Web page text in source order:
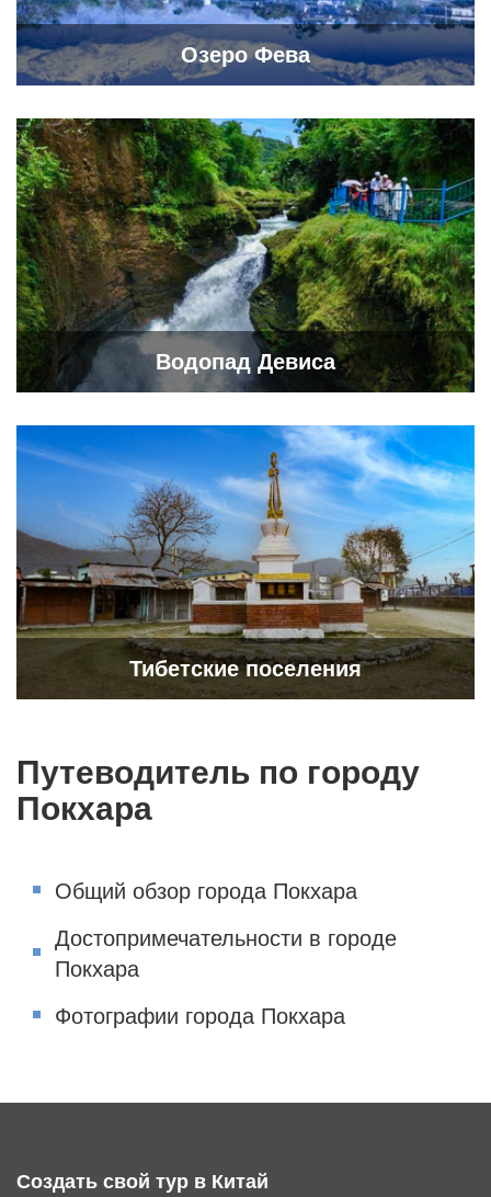
Озеро Фева
Водопад Девиса
Тибетские поселения
Путеводитель по городу
Покхара
Общий обзор города Покхара
Достопримечательности в городе
Покхара
Фотографии города Покхара
Создать свой тур в Китай